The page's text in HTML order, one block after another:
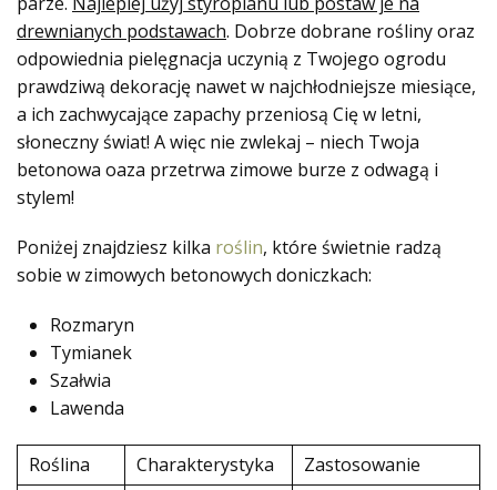
drewnianych podstawach. Dobrze dobrane rośliny oraz
odpowiednia pielęgnacja uczynią z Twojego ogrodu
prawdziwą dekorację nawet w najchłodniejsze miesiące,
a ich zachwycające zapachy przeniosą Cię w letni,
słoneczny świat! A więc nie zwlekaj – niech Twoja
betonowa oaza przetrwa zimowe burze z odwagą i
stylem!
Poniżej znajdziesz kilka roślin, które świetnie radzą
sobie w zimowych betonowych doniczkach:
Rozmaryn
Tymianek
Szałwia
Lawenda
Roślina Charakterystyka
Zastosowanie